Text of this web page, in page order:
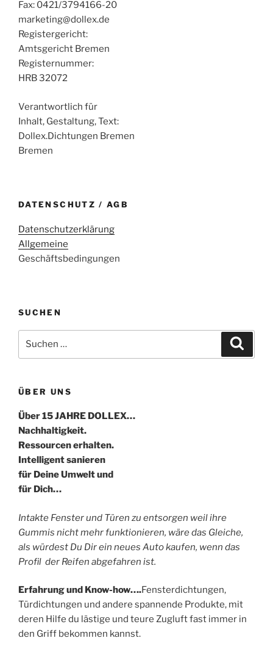
Fax: 0421/3794166-20
marketing@dollex.de
Registergericht:
Amtsgericht Bremen
Registernummer:
HRB 32072
Verantwortlich für
Inhalt, Gestaltung, Text:
Dollex.Dichtungen Bremen
Bremen
DATENSCHUTZ / AGB
Datenschutzerklärung
Allgemeine
Geschäftsbedingungen
SUCHEN
nach:
ÜBER UNS
Über 15 JAHRE DOLLEX…
Nachhaltigkeit.
Ressourcen erhalten.
Intelligent sanieren
für Deine Umwelt und
für Dich…
Intakte Fenster und Türen zu entsorgen weil ihre
Gummis nicht mehr funktionieren, wäre das Gleiche,
als würdest Du Dir ein neues Auto kaufen, wenn das
Profil der Reifen abgefahren ist.
Erfahrung und Know-how….Fensterdichtungen,
Türdichtungen und andere spannende Produkte, mit
deren Hilfe du lästige und teure Zugluft fast immer in
den Griff bekommen kannst.